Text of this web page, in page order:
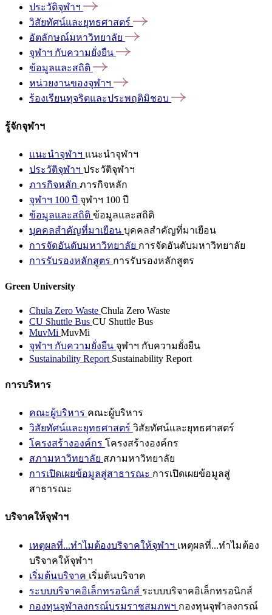
ประวัติจุฬาฯ
วิสัยทัศน์และยุทธศาสตร์
อัตลักษณ์มหาวิทยาลัย
จุฬาฯ กับความยั่งยืน
ข้อมูลและสถิติ
หน่วยงานของจุฬาฯ
ร้องเรียนทุจริตและประพฤติมิชอบ
รู้จักจุฬาฯ
แนะนำจุฬาฯ แนะนำจุฬาฯ
ประวัติจุฬาฯ ประวัติจุฬาฯ
ภารกิจหลัก ภารกิจหลัก
จุฬาฯ 100 ปี จุฬาฯ 100 ปี
ข้อมูลและสถิติ ข้อมูลและสถิติ
บุคคลสำคัญที่มาเยือน บุคคลสำคัญที่มาเยือน
การจัดอันดับมหาวิทยาลัย การจัดอันดับมหาวิทยาลัย
การรับรองหลักสูตร การรับรองหลักสูตร
Green University
Chula Zero Waste Chula Zero Waste
CU Shuttle Bus CU Shuttle Bus
MuvMi MuvMi
จุฬาฯ กับความยั่งยืน จุฬาฯ กับความยั่งยืน
Sustainability Report Sustainability Report
การบริหาร
คณะผู้บริหาร คณะผู้บริหาร
วิสัยทัศน์และยุทธศาสตร์ วิสัยทัศน์และยุทธศาสตร์
โครงสร้างองค์กร โครงสร้างองค์กร
สภามหาวิทยาลัย สภามหาวิทยาลัย
การเปิดเผยข้อมูลสู่สาธารณะ การเปิดเผยข้อมูลสู่
สาธารณะ
บริจาคให้จุฬาฯ
เหตุผลที่...ทำไมต้องบริจาคให้จุฬาฯ เหตุผลที่...ทำไมต้อง
บริจาคให้จุฬาฯ
เริ่มต้นบริจาค เริ่มต้นบริจาค
ระบบบริจาคอิเล็กทรอนิกส์ ระบบบริจาคอิเล็กทรอนิกส์
กองทุนจุฬาลงกรณ์บรมราชสมภพฯ กองทุนจุฬาลงกรณ์